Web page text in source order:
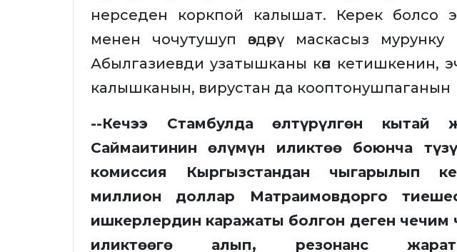
нерседен коркпой калышат. Керек болсо
менен чочутушуп өздөрү маскасыз
Абылгазиевди узатышканы көөп кетишкенин,
калышканын, вирустан да кооптонушпаганын
--Кечээ Стамбулда өлтүрүлгөн кытай
Саймаитинин өлүмүн иликтөө боюнча
комиссия Кыргызстандан чыгарылып
миллион доллар Матраимовдорго
ишкерлердин каражаты болгон деген чечим
иликтөөгө алып, резонанс